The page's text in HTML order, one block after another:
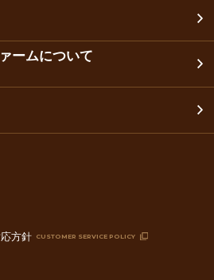
ームについて
方針 CUSTOMER SERVICE POLICY